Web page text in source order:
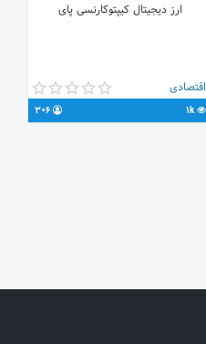
ارز دیجیتال کیپتوکارنسی پای
اقتصادی
1k
306